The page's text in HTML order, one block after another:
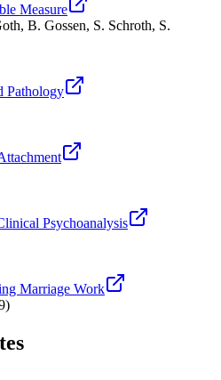
Measure
B. Gossen, S. Schroth, S.
Pathology
Psychoanalysis
Marriage Work
)